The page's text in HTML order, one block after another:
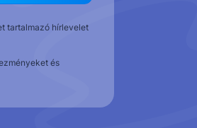
tartalmazó hírlevelet
és